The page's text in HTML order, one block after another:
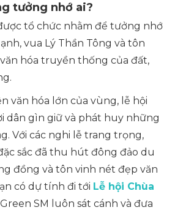
tưởng nhớ ai?
tổ chức nhằm để tưởng nhớ
vua Lý Thần Tông và tôn
hóa truyền thống của đất,
văn hóa lớn của vùng, lễ hội
dân gìn giữ và phát huy những
Với các nghi lễ trang trọng,
sắc đã thu hút đông đảo du
đồng và tôn vinh nét đẹp văn
có dự tính đi tới Lễ hội Chùa
SM luôn sát cánh và đưa